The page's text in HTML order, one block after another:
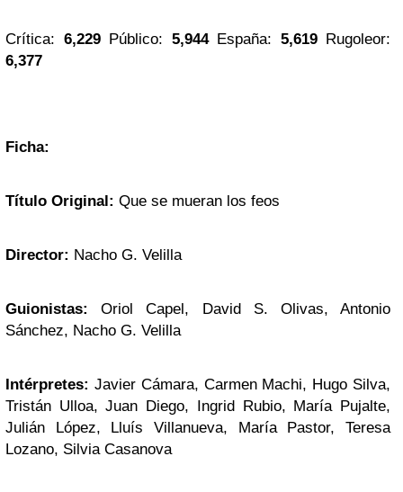
Crítica: 6,229Público: 5,944España: 5,619Rugoleor:
6,377
Ficha:
Título Original: Que se mueran los feos
Director: Nacho G. Velilla
Guionistas:
Oriol Capel, David S. Olivas, Antonio
Sánchez, Nacho G. Velilla
Intérpretes: Javier Cámara, Carmen Machi, Hugo Silva,
Tristán Ulloa, Juan Diego, Ingrid Rubio, María Pujalte,
Julián López, Lluís Villanueva, María Pastor, Teresa
Lozano, Silvia Casanova